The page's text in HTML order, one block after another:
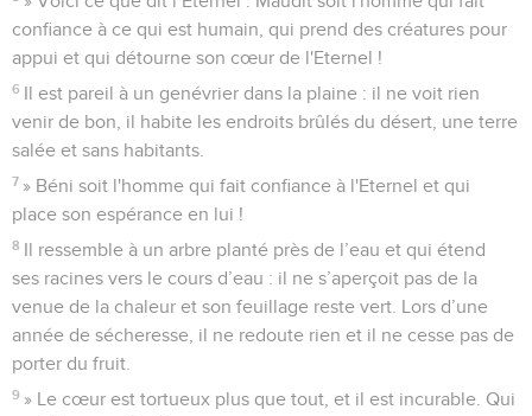
confiance à ce qui est humain, qui prend des créatures pour
appui et qui détourne son cœur de l'Eternel !
6 Il est pareil à un genévrier dans la plaine : il ne voit rien
venir de bon, il habite les endroits brûlés du désert, une terre
salée et sans habitants.
7 » Béni soit l'homme qui fait confiance à l'Eternel et qui
place son espérance en lui !
8 Il ressemble à un arbre planté près de l’eau et qui étend
ses racines vers le cours d’eau : il ne s’aperçoit pas de la
venue de la chaleur et son feuillage reste vert. Lors d’une
année de sécheresse, il ne redoute rien et il ne cesse pas de
porter du fruit.
9 » Le cœur est tortueux plus que tout, et il est incurable. Qui